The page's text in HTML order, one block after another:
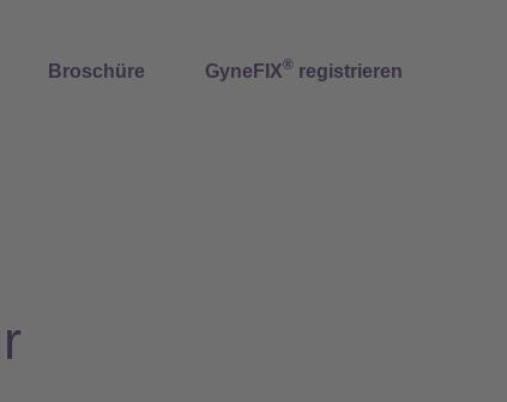
Broschüre GyneFIX® registrieren